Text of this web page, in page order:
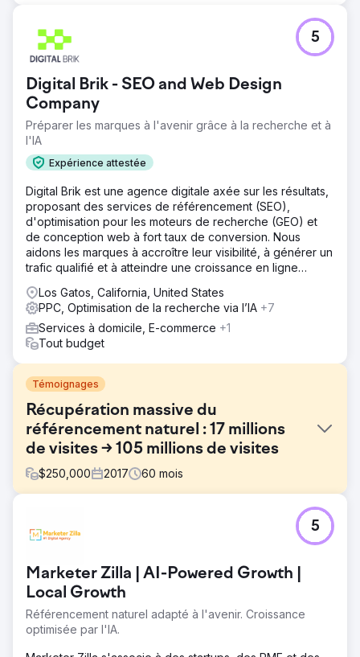
Digital Brik - SEO and Web Design
Company
Préparer les marques à l'avenir grâce à la recherche et à
l'IA
Expérience attestée
5
Digital Brik est une agence digitale axée sur les résultats,
proposant des services de référencement (SEO),
d'optimisation pour les moteurs de recherche (GEO) et
de conception web à fort taux de conversion. Nous
aidons les marques à accroître leur visibilité, à générer un
trafic qualifié et à atteindre une croissance en ligne
Los Gatos, California, United States
PPC, Optimisation de la recherche via l’IA +7
Services à domicile, E-commerce +1
Tout budget
Témoignages
Récupération massive du
référencement naturel : 17 millions
de visites → 105 millions de visites
$250,000 2017 60 mois
Une importante organisation nationale de santé à but non
lucratif a subi une chute catastrophique de son trafic
référencement a disparu, les redirections ont
dysfonctionné et le contenu, fruit d'années de travail
La consolidation de ses multiples propriétés web avait
engendré une autorité fragmentée et du contenu
dupliqué. Les campagnes de référencement payant
Marketer Zilla | AI-Powered Growth |
Local Growth
Référencement naturel adapté à l'avenir. Croissance
optimisée par l'IA.
5